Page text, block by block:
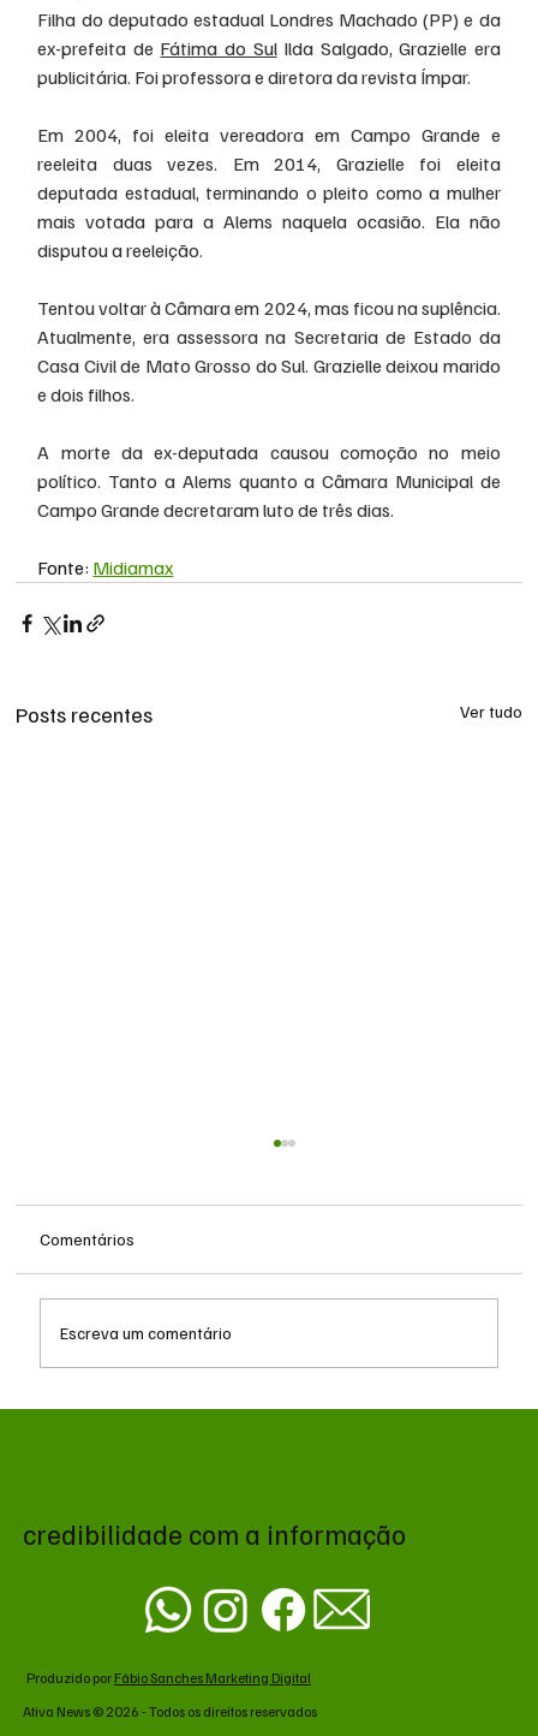
Filha do deputado estadual Londres Machado (PP) e da
ex-prefeita de Fátima do Sul Ilda Salgado, Grazielle era
publicitária. Foi professora e diretora da revista Ímpar.
Em 2004, foi eleita vereadora em Campo Grande e
reeleita duas vezes. Em 2014, Grazielle foi eleita
deputada estadual, terminando o pleito como a mulher
mais votada para a Alems naquela ocasião. Ela não
disputou a reeleição.
Tentou voltar à Câmara em 2024, mas ficou na suplência.
Atualmente, era assessora na Secretaria de Estado da
Casa Civil de Mato Grosso do Sul. Grazielle deixou marido
e dois filhos.
A morte da ex-deputada causou comoção no meio
político. Tanto a Alems quanto a Câmara Municipal de
Campo Grande decretaram luto de três dias.
Fonte: Midiamax
Posts recentes Ver tudo
Comentários
Escreva um comentário
credibilidade com a informação
Produzido por Fábio Sanches Marketing Digital
Ativa News © 2026 - Todos os direitos reservados